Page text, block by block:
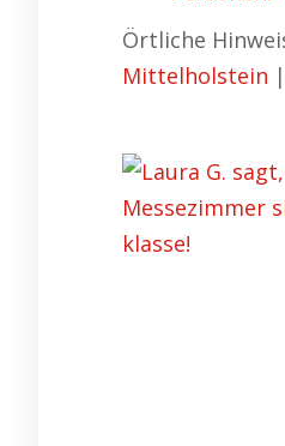
Örtliche
Mittelholstein |